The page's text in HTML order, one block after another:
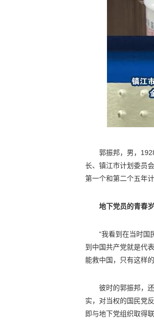
郭振邦，男，
长、镇江市计划委员
第一个和第二个五年
地下党员的青春
“我看到在当时国
到中国共产党就是代
能救中国，只有这样
彼时的郭振邦，
实，对当权的国民党
即与地下党组织取得